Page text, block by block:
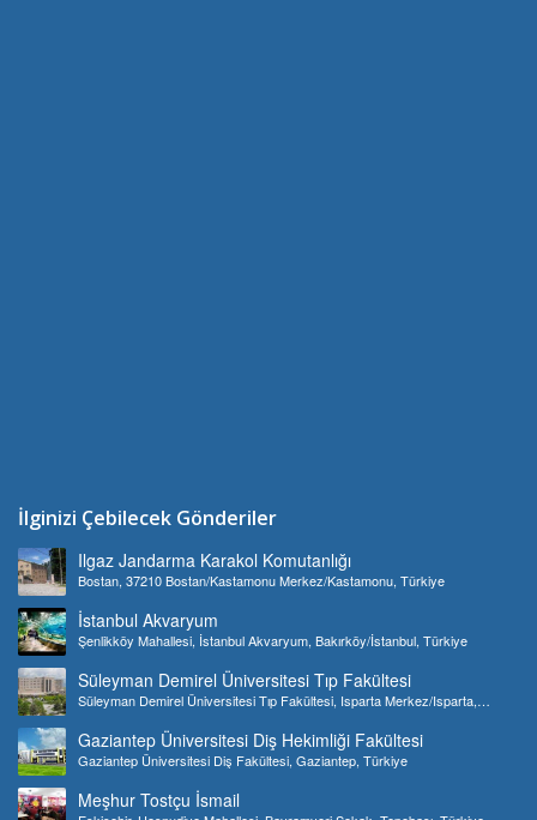
İlginizi Çebilecek Gönderiler
Ilgaz Jandarma Karakol Komutanlığı
Bostan, 37210 Bostan/Kastamonu Merkez/Kastamonu, Türkiye
İstanbul Akvaryum
Şenlikköy Mahallesi, İstanbul Akvaryum, Bakırköy/İstanbul, Türkiye
Süleyman Demirel Üniversitesi Tıp Fakültesi
Süleyman Demirel Üniversitesi Tıp Fakültesi, Isparta Merkez/Isparta,
Gaziantep Üniversitesi Diş Hekimliği Fakültesi
Gaziantep Üniversitesi Diş Fakültesi, Gaziantep, Türkiye
Meşhur Tostçu İsmail